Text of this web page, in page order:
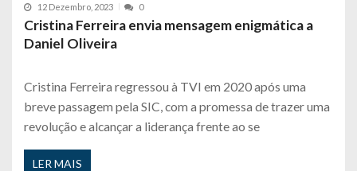
12 Dezembro, 2023 0
Cristina Ferreira envia mensagem enigmática a
Daniel Oliveira
Cristina Ferreira regressou à TVI em 2020 após uma
breve passagem pela SIC, com a promessa de trazer uma
revolução e alcançar a liderança frente ao se
LER MAIS